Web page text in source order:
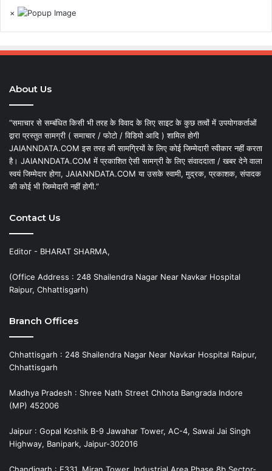
×
About Us
“समाचार से सम्बंधित किसी भी तरह के विवाद के लिए साइट के कुछ तत्वों में उपयोगकर्ताओं
द्वारा प्रस्तुत सामग्री ( समाचार / फोटो / विडियो आदि ) शामिल होगी
JAIANNDATA.COM इस तरह की सामग्रियों के लिए कोई जिम्मेदारी स्वीकार नहीं करता
है। JAIANNDATA.COM में प्रकाशित ऐसी सामग्री के लिए संवाददाता / खबर देने वाला
स्वयं जिम्मेदार होगा, JAIANNDATA.COM या उसके स्वामी, मुद्रक, प्रकाशक, संपादक
की कोई भी जिम्मेदारी नहीं होगी.”
Contact Us
Editor - BHARAT SHARMA,
(Office Address : 248 Shailendra Nagar Near Navkar Hospital
Raipur, Chhattisgarh)
Branch Offices
Chhattisgarh : 248 Shailendra Nagar Near Navkar Hospital Raipur,
Chhattisgarh
Madhya Pradesh : Shree Nath Street Chhota Bangrada Indore
(MP) 452006
Jaipur : Gopal Koshik B-9 Jawahar Tower, AC-4, Sawai Jai Singh
Highway, Banipark, Jaipur-302016